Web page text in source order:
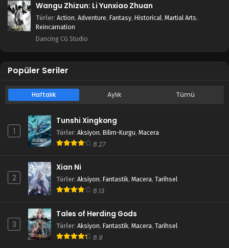
Wangu Zhizun: Li Yunxiao Zhuan
Türler: Action, Adventure, Fantasy, Historical, Martial Arts,
Reincarnation
Dancing CG Studio
Popüler Seriler
Haftalık Aylık Tümü
1
Tunshi Xingkong
Türler: Aksiyon, Bilim-Kurgu, Macera
8.27
2
Xian Ni
Türler: Aksiyon, Fantastik, Macera, Tarihsel
8.13
3
Tales of Herding Gods
Türler: Aksiyon, Fantastik, Macera, Tarihsel
8.9